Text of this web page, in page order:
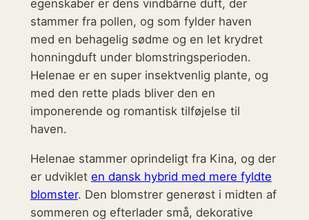
egenskaber er dens vindbårne duft, der
stammer fra pollen, og som fylder haven
med en behagelig sødme og en let krydret
honningduft under blomstringsperioden.
Helenae er en super insektvenlig plante, og
med den rette plads bliver den en
imponerende og romantisk tilføjelse til
haven.
Helenae stammer oprindeligt fra Kina, og der
er udviklet en dansk hybrid med mere fyldte
blomster. Den blomstrer generøst i midten af
sommeren og efterlader små, dekorative